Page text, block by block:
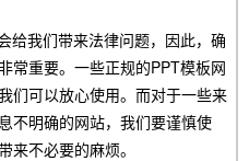
给我们带来法律问题，因此，确
常重要。一些正规的PPT模板网
们可以放心使用。而对于一些来
不明确的网站，我们要谨慎使
来不必要的麻烦。